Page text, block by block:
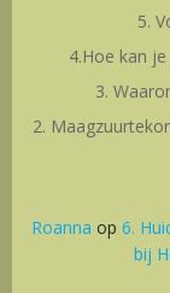
5.
4.Hoe kan
3.
2.
Roanna op 6.
bij